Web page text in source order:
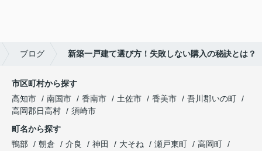
ブログ 新築一戸建て選び方！失敗しない購入の秘訣とは？
市区町村から探す
高知市
南国市 香南市 土佐市 香美市
吾川郡いの町
高岡郡日高村
須崎市
町名から探す
鴨部
朝倉 介良 神田 大そね 瀬戸東町
高岡町